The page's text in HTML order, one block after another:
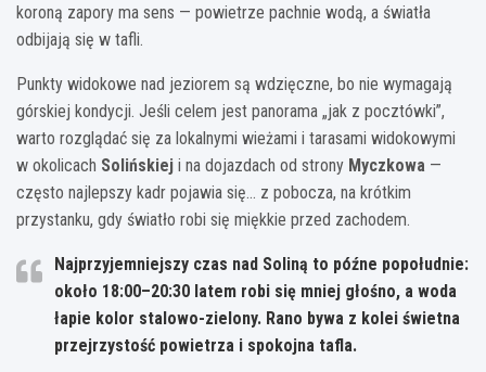
koroną zapory ma sens — powietrze pachnie wodą, a światła
odbijają się w tafli.
Punkty widokowe nad jeziorem są wdzięczne, bo nie wymagają
górskiej kondycji. Jeśli celem jest panorama „jak z pocztówki”,
warto rozglądać się za lokalnymi wieżami i tarasami widokowymi
w okolicach Solińskiej i na dojazdach od strony Myczkowa —
często najlepszy kadr pojawia się… z pobocza, na krótkim
przystanku, gdy światło robi się miękkie przed zachodem.
Najprzyjemniejszy czas nad Soliną to późne popołudnie:
około 18:00–20:30 latem robi się mniej głośno, a woda
łapie kolor stalowo-zielony. Rano bywa z kolei świetna
przejrzystość powietrza i spokojna tafla.